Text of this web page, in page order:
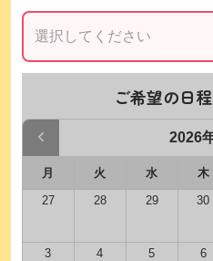
ご希望の日
2026
月 火 水 木
27
28 29 30
3 4 5 6